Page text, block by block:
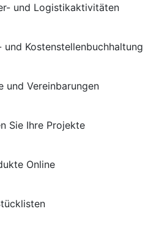
und Logistikaktivitäten
Kostenstellenbuchhaltung
und Vereinbarungen
Sie Ihre Projekte
Online